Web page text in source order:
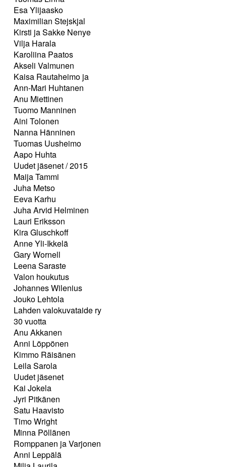
Esa Ylijaasko
Maximilian Stejskjal
Kirsti ja Sakke Nenye
Vilja Harala
Karoliina Paatos
Akseli Valmunen
Kaisa Rautaheimo ja
Ann-Mari Huhtanen
Anu Miettinen
Tuomo Manninen
Aini Tolonen
Nanna Hänninen
Tuomas Uusheimo
Aapo Huhta
Uudet jäsenet / 2015
Maija Tammi
Juha Metso
Eeva Karhu
Juha Arvid Helminen
Lauri Eriksson
Kira Gluschkoff
Anne Yli-Ikkelä
Gary Wornell
Leena Saraste
Valon houkutus
Johannes Wilenius
Jouko Lehtola
Lahden valokuvataide ry
30 vuotta
Anu Akkanen
Anni Löppönen
Kimmo Räisänen
Leila Sarola
Uudet jäsenet
Kai Jokela
Jyri Pitkänen
Satu Haavisto
Timo Wright
Minna Pöllänen
Romppanen ja Varjonen
Anni Leppälä